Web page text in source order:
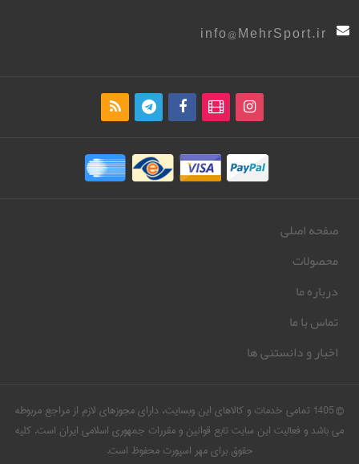
info@MehrSport.ir
صفحه اصلی
محصولات
درباره ما
تماس با ما
اخبار و دانستنی ها
© 1405 تمامی خدمات و کالاهای این وبسایت، دارای مجوزهای لازم از مراجع مربوطه
می باشد و فعالیت این سایت تابع قوانین و مقررات جمهوری اسلامی ایران است. کلیه
حقوق برای مهر اسپورت محفوظ است.